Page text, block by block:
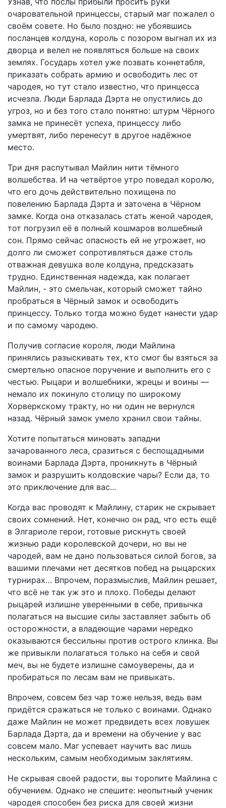
очаровательной принцессы, старый маг пожалел о
своём совете. Но было поздно: не убоявшись
посланцев колдуна, король с позором выгнал их из
дворца и велел не появляться больше на своих
землях. Государь хотел уже позвать коннетабля,
приказать собрать армию и освободить лес от
чародея, но тут стало известно, что принцесса
исчезла. Люди Барлада Дэрта не опустились до
угроз, но и без того стало понятно: штурм Чёрного
замка не принесёт успеха, принцессу либо
умертвят, либо перенесут в другое надёжное
место.
Три дня распутывал Майлин нити тёмного
волшебства. И на четвёртое утро поведал королю,
что его дочь действительно похищена по
повелению Барлада Дэрта и заточена в Чёрном
замке. Когда она отказалась стать женой чародея,
тот погрузил её в полный кошмаров волшебный
сон. Прямо сейчас опасность ей не угрожает, но
долго ли сможет сопротивляться даже столь
отважная девушка воле колдуна, предсказать
трудно. Единственная надежда, как полагает
Майлин, - это смельчак, который сможет тайно
пробраться в Чёрный замок и освободить
принцессу. Только тогда можно будет нанести удар
и по самому чародею.
Получив согласие короля, люди Майлина
принялись разыскивать тех, кто смог бы взяться за
смертельно опасное поручение и выполнить его с
честью. Рыцари и волшебники, жрецы и воины —
немало их покинуло столицу по широкому
Хорверкскому тракту, но ни один не вернулся
назад. Чёрный замок умело хранил свои тайны.
Хотите попытаться миновать западни
зачарованного леса, сразиться с беспощадными
воинами Барлада Дэрта, проникнуть в Чёрный
замок и разрушить колдовские чары? Если да, то
это приключение для вас...
Когда вас проводят к Майлину, старик не скрывает
своих сомнений. Нет, конечно он рад, что есть ещё
в Элгариоле герои, готовые рискнуть своей
жизнью ради королевской дочери, но вы не
чародей, вам не дано пользоваться силой богов, за
вашими плечами нет десятков побед на рыцарских
турнирах… Впрочем, поразмыслив, Майлин решает,
что всё не так уж это и плохо. Победы делают
рыцарей излишне уверенными в себе, привычка
полагаться на высшие силы заставляет забыть об
осторожности, а владеющие чарами нередко
оказываются бессильны против острого клинка. Вы
же привыкли полагаться только на себя и свой
меч, вы не будете излишне самоуверены, да и
пробираться по лесам вам не привыкать.
Впрочем, совсем без чар тоже нельзя, ведь вам
придётся сражаться не только с воинами. Однако
даже Майлин не может предвидеть всех ловушек
Барлада Дэрта, да и времени на обучение у вас
совсем мало. Маг успевает научить вас лишь
нескольким, самым необходимым заклятиям.
Не скрывая своей радости, вы торопите Майлина с
обучением. Однако не спешите: неопытный ученик
чародея способен без риска для своей жизни